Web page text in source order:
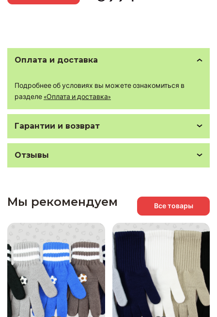
Оплата и доставка
Подробнее об условиях вы можете ознакомиться в
разделе «Оплата и доставка»
Гарантии и возврат
Отзывы
Мы рекомендуем Все товары